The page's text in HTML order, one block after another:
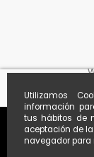
Utilizamos
información
tus hábitos de
aceptación de
navegador